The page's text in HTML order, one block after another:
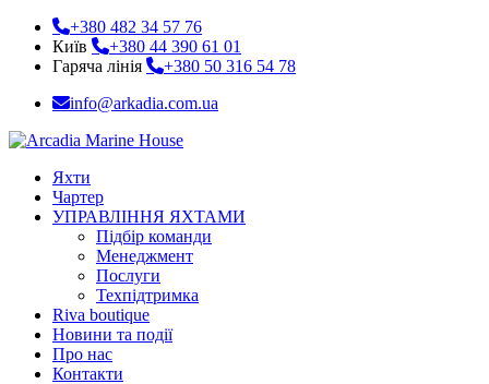
+380 482 34 57 76
Київ
+380 44 390 61 01
Гаряча лінія
+380 50 316 54 78
info@arkadia.com.ua
Яхти
Чартер
УПРАВЛІННЯ ЯХТАМИ
Підбір команди
Менеджмент
Послуги
Техпідтримка
Riva boutique
Новини та події
Про нас
Контакти